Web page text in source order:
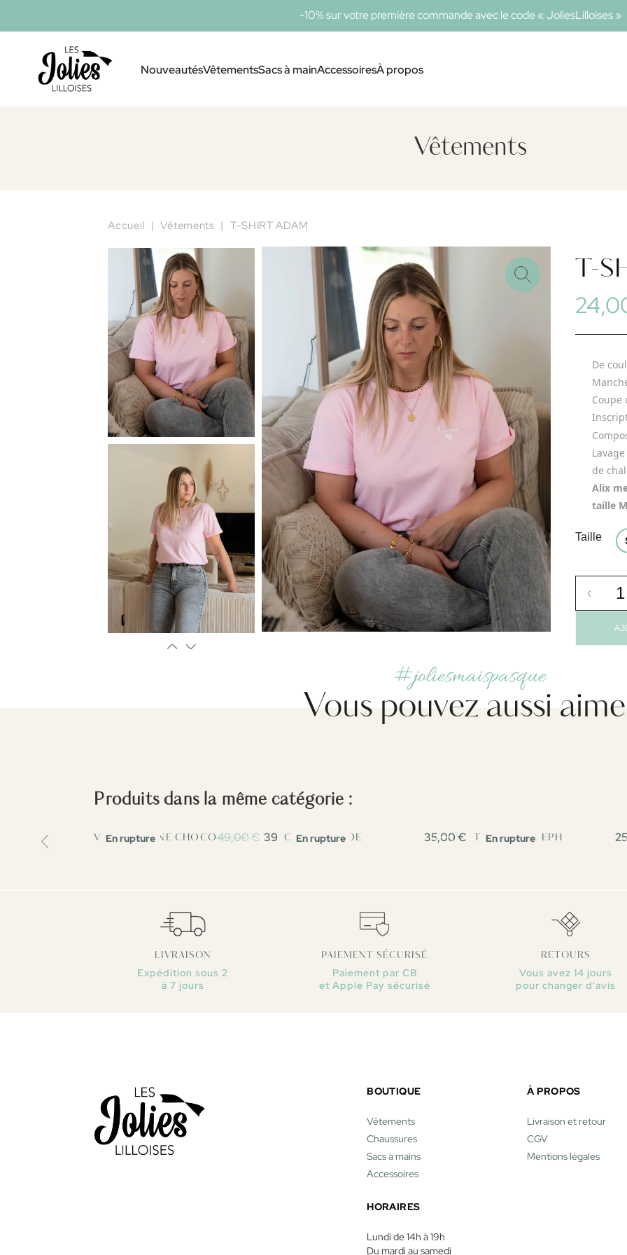
-10% sur votre première commande avec le code « JoliesLilloises »
NouveautésVêtementsSacs à mainAccessoiresÀ propos
Vêtements
Accueil Vêtements T-SHIRT ADAM
T-
De
Coupe
de
Alix
taille
Taille
#joliesmaispasque
Vous pouvez aussi
Produits dans la même catégorie :
VESTE JEANNE CHOCO49,00 € 39,20 €
En rupture CHEMISE JADE 35,00 €
En rupture T-SHIRT JOSEPH
En rupture
LIVRAISON
Expédition sous 2
à 7 jours
PAIEMENT SÉCURISÉ
Paiement par CB
et Apple Pay sécurisé
RETOURS
Vous avez 14 jours
pour changer d'avis
BOUTIQUE
Vêtements
Chaussures
Sacs à mains
Accessoires
À PROPOS
Livraison et retour
CGV
Mentions légales
HORAIRES
Lundi de 14h à 19h
Du mardi au samedi